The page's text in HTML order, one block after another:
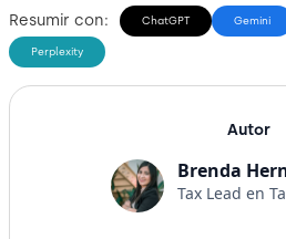
Resumir con:
ChatGPT Gemini
Perplexity
Autor
Brenda
Tax Lead en